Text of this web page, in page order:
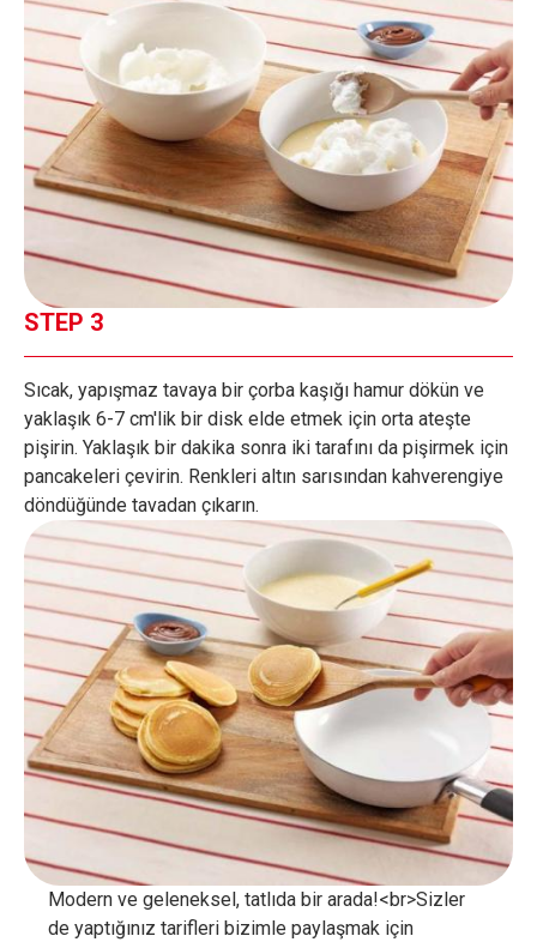
STEP 3
Sıcak, yapışmaz tavaya bir çorba kaşığı hamur dökün ve
yaklaşık 6-7 cm'lik bir disk elde etmek için orta ateşte
pişirin. Yaklaşık bir dakika sonra iki tarafını da pişirmek için
pancakeleri çevirin. Renkleri altın sarısından kahverengiye
döndüğünde tavadan çıkarın.
Modern ve geleneksel, tatlıda bir arada!<br>Sizler
de yaptığınız tarifleri bizimle paylaşmak için